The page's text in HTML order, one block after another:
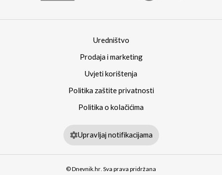
Uredništvo
Prodaja i marketing
Uvjeti korištenja
Politika zaštite privatnosti
Politika o kolačićima
Upravljaj notifikacijama
© Dnevnik.hr. Sva prava pridržana